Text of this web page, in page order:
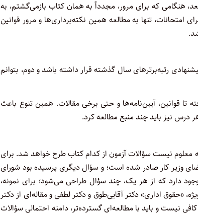
که برای مرور، مجدداً به همان کتاب بازمی‌گشتم، به
امتحانات، تنها به مطالعه همین نکته‌برداری‌ها و مرور قوانین
رتبه‌برترهای سال گذشته قرار داشته باشد و دوم، بتوانم
تا قوانین، آیین‌نامه‌ها و حتی برخی مقالات. همین تنوع باعث
نیز باید چند منبع مطالعه کرد.
معلوم نیست سؤالات آزمون از کدام کتاب طرح خواهد شد. برای
وزیر کار صادر شده است؛ و سؤال دیگری پرسیده بود شورای
دارد که از هر یک، چند سؤال طراحی می‌شود؛ برای نمونه،
«حقوق اداری» دکتر آقایی‌طوق و دکتر لطفی و مقاله‌ای از دکتر
نیست و باید با مطالعه‌ای گسترده‌تر، دامنه احتمالی سؤالات